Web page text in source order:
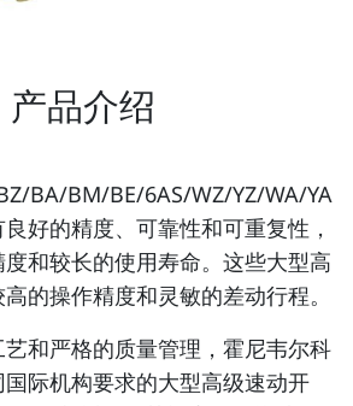
产品介绍
BA/BM/BE/6AS/WZ/YZ/WA/YA
好的精度、可靠性和可重复性，
和较长的使用寿命。这些大型高
的操作精度和灵敏的差动行程。
和严格的质量管理，霍尼韦尔科
际机构要求的大型高级速动开